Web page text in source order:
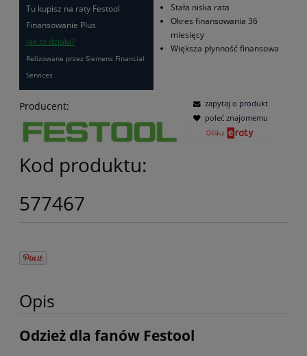
Tu kupisz na raty Festool
Finansowanie Plus
Jak to działa?
Relizowane przez Siemens Financial
Services
Stała niska rata
Okres finansowania 36
miesięcy
Większa płynność finansowa
Producent:
Kod produktu:
577467
zapytaj o produkt
poleć znajomemu
Opis
Odzież dla fanów Festool